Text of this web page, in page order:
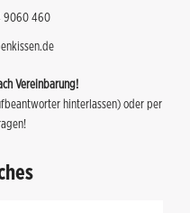
9060 460
Vereinbarung!
hinterlassen) oder per